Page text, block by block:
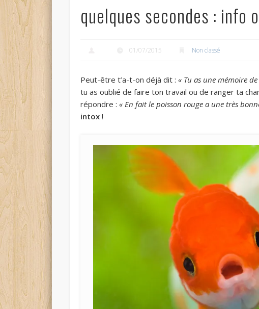
quelques secondes : info
01/07/2015 Non classé
Peut-être t’a-t-on déjà dit :« Tu as une mémoire
tu as oublié de faire ton travail ou de ranger ta
répondre :« En fait le poisson rouge a une très
intox !